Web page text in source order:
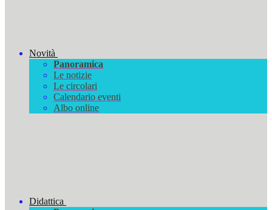
Novità
Panoramica
Le notizie
Le circolari
Calendario eventi
Albo online
Didattica